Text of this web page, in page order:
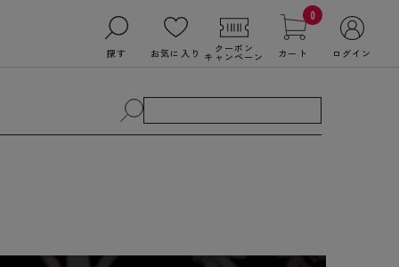
探す お気に入り クーポン
キャンペーン
0
カート ログイン